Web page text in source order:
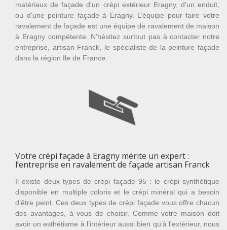
matériaux de façade d'un crépi extérieur Eragny, d'un enduit,
ou d'une peinture façade à Eragny. L’équipe pour faire votre
ravalement de façade est une équipe de ravalement de maison
à Eragny compétente. N’hésitez surtout pas à contacter notre
entreprise, artisan Franck, le spécialiste de la peinture façade
dans la région Ile de France.
Votre crépi façade à Eragny mérite un expert :
l’entreprise en ravalement de façade artisan Franck
Il existe deux types de crépi façade 95 : le crépi synthétique
disponible en multiple coloris et le crépi minéral qui a besoin
d’être peint. Ces deux types de crépi façade vous offre chacun
des avantages, à vous de choisir. Comme votre maison doit
avoir un esthétisme à l’intérieur aussi bien qu’à l’extérieur, nous